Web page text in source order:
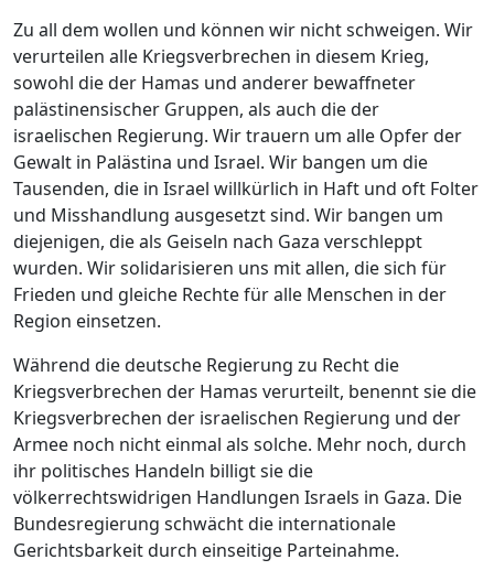
Zu all dem wollen und können wir nicht schweigen. Wir
verurteilen alle Kriegsverbrechen in diesem Krieg,
sowohl die der Hamas und anderer bewaffneter
palästinensischer Gruppen, als auch die der
israelischen Regierung. Wir trauern um alle Opfer der
Gewalt in Palästina und Israel. Wir bangen um die
Tausenden, die in Israel willkürlich in Haft und oft Folter
und Misshandlung ausgesetzt sind. Wir bangen um
diejenigen, die als Geiseln nach Gaza verschleppt
wurden. Wir solidarisieren uns mit allen, die sich für
Frieden und gleiche Rechte für alle Menschen in der
Region einsetzen.
Während die deutsche Regierung zu Recht die
Kriegsverbrechen der Hamas verurteilt, benennt sie die
Kriegsverbrechen der israelischen Regierung und der
Armee noch nicht einmal als solche. Mehr noch, durch
ihr politisches Handeln billigt sie die
völkerrechtswidrigen Handlungen Israels in Gaza. Die
Bundesregierung schwächt die internationale
Gerichtsbarkeit durch einseitige Parteinahme.